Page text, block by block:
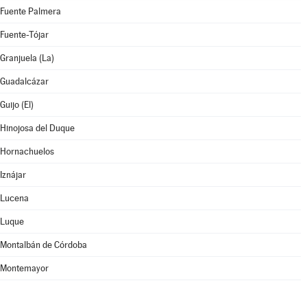
Fuente Palmera
Fuente-Tójar
Granjuela (La)
Guadalcázar
Guijo (El)
Hinojosa del Duque
Hornachuelos
Iznájar
Lucena
Luque
Montalbán de Córdoba
Montemayor